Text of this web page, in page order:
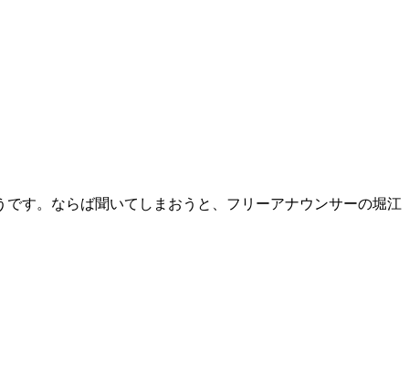
す。ならば聞いてしまおうと、フリーアナウンサーの堀江